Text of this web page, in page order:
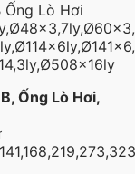
Ống Lò Hơi
Ống Lò Hơi,